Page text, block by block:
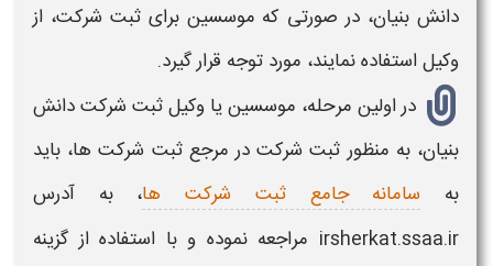
دانش بنیان، در صورتی که موسسین برای ثبت شرکت، از
وکیل استفاده نمایند، مورد توجه قرار گیرد.
در اولین مرحله، موسسین یا وکیل ثبت شرکت دانش
بنیان، به منظورثبت شرکت در مرجع ثبت شرکت ها، باید
به سامانه جامع ثبت شرکت ها، به آدرس
irsherkat.ssaa.ir مراجعه نموده و با استفاده از گزینه